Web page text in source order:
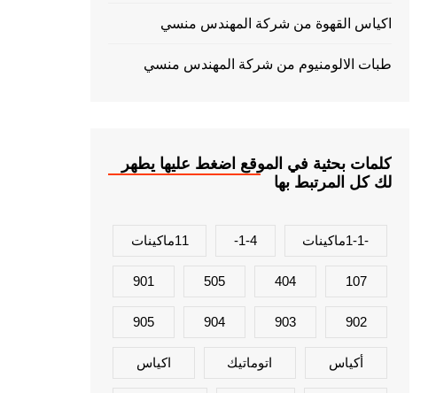
اكياس القهوة من شركة المهندس منسي
طبات الالومنيوم من شركة المهندس منسي
كلمات بحثية في الموقع اضغط عليها يطهر
لك كل المرتبط بها
-1-1ماكينات 1-4- 11ماكينات
107
404
505
901
902
903
904
905
أكياس اتوماتيك اكياس